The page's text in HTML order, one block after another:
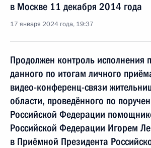
в Москве 11 декабря 2014 года
17 января 2024 года, 19:37
Продолжен контроль исполнения
данного по итогам личного
видео-конференц-связи
области, проведённого по
Российской Федерации
Российской Федерации Игорем
в Приёмной Президента